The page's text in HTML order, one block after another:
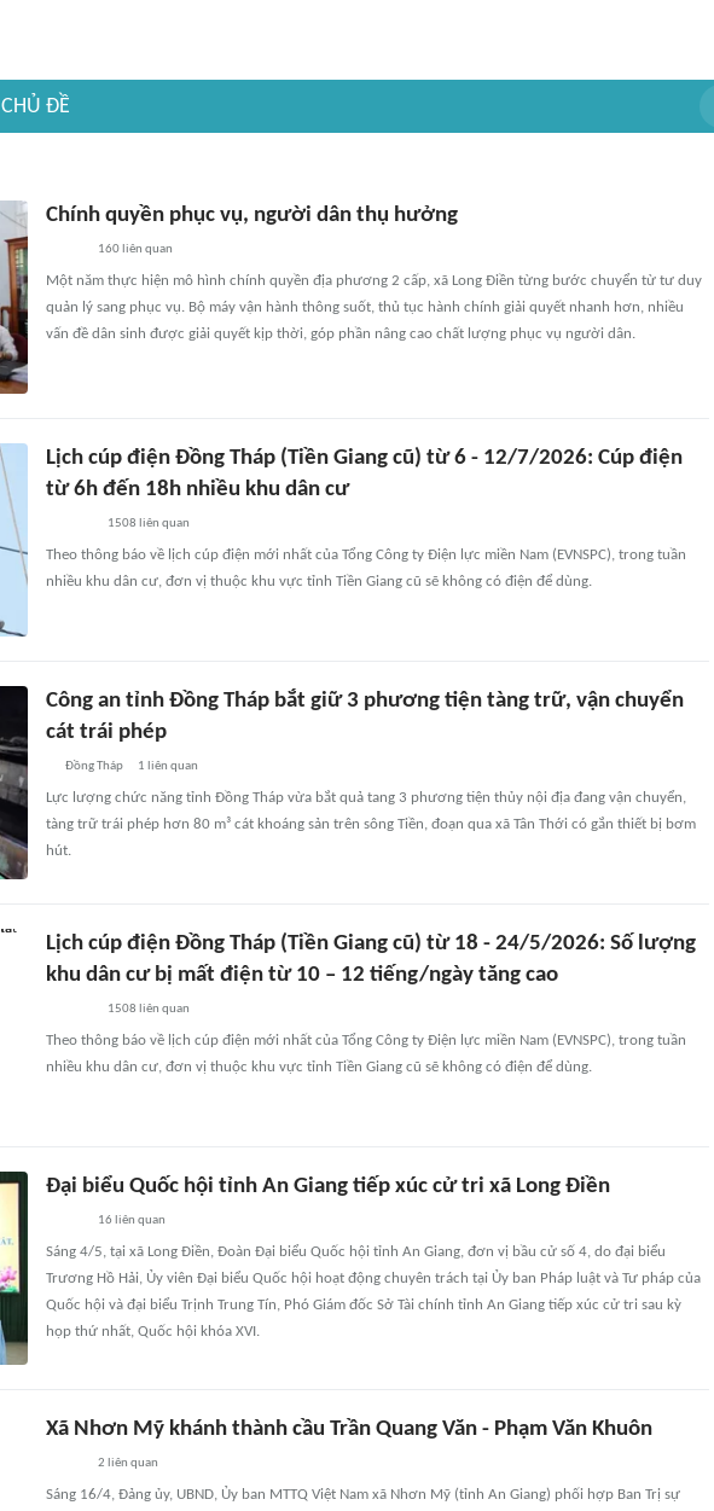
CHỦ ĐỀ
Chính quyền phục vụ, người dân thụ hưởng
160liên quan
Một năm thực hiện mô hình chính quyền địa phương 2 cấp, xã Long Điền từng bước chuyển từ tư duy
quản lý sang phục vụ. Bộ máy vận hành thông suốt, thủ tục hành chính giải quyết nhanh hơn, nhiều
vấn đề dân sinh được giải quyết kịp thời, góp phần nâng cao chất lượng phục vụ người dân.
Lịch cúp điện Đồng Tháp (Tiền Giang cũ) từ 6 - 12/7/2026: Cúp điện
từ 6h đến 18h nhiều khu dân cư
1508 liên quan
Theo thông báo về lịch cúp điện mới nhất của Tổng Công ty Điện lực miền Nam (EVNSPC), trong tuần
nhiều khu dân cư, đơn vị thuộc khu vực tỉnh Tiền Giang cũ sẽ không có điện để dùng.
Công an tỉnh Đồng Tháp bắt giữ 3 phương tiện tàng trữ, vận chuyển
cát trái phép
Đồng Tháp 1 liên quan
Lực lượng chức năng tỉnh Đồng Tháp vừa bắt quả tang 3 phương tiện thủy nội địa đang vận chuyển,
tàng trữ trái phép hơn 80 m³ cát khoáng sản trên sông Tiền, đoạn qua xã Tân Thới có gắn thiết bị bơm
hút.
Lịch cúp điện Đồng Tháp (Tiền Giang cũ) từ 18 - 24/5/2026: Số lượng
khu dân cư bị mất điện từ 10 – 12 tiếng/ngày tăng cao
1508 liên quan
Theo thông báo về lịch cúp điện mới nhất của Tổng Công ty Điện lực miền Nam (EVNSPC), trong tuần
nhiều khu dân cư, đơn vị thuộc khu vực tỉnh Tiền Giang cũ sẽ không có điện để dùng.
Đại biểu Quốc hội tỉnh An Giang tiếp xúc cử tri xã Long Điền
16 liên quan
Sáng 4/5, tại xã Long Điền, Đoàn Đại biểu Quốc hội tỉnh An Giang, đơn vị bầu cử số 4, do đại biểu
Trương Hồ Hải, Ủy viên Đại biểu Quốc hội hoạt động chuyên trách tại Ủy ban Pháp luật và Tư pháp của
Quốc hội và đại biểu Trịnh Trung Tín, Phó Giám đốc Sở Tài chính tỉnh An Giang tiếp xúc cử tri sau kỳ
họp thứ nhất, Quốc hội khóa XVI.
Xã Nhơn Mỹ khánh thành cầu Trần Quang Văn - Phạm Văn Khuôn
2 liên quan
Sáng 16/4, Đảng ủy, UBND, Ủy ban MTTQ Việt Nam xã Nhơn Mỹ (tỉnh An Giang) phối hợp Ban Trị sự